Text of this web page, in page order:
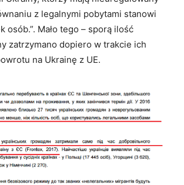
z legalnymi pobytami stanowi
osób.”. Mało tego – sporą ilość
zatrzymano dopiero w trakcie ich
na Ukrainę z UE.